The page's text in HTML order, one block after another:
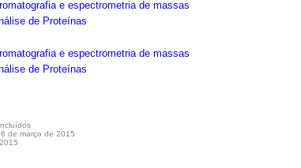
e espectrometria de massas
de Proteínas
e espectrometria de massas
de Proteínas
de março de 2015